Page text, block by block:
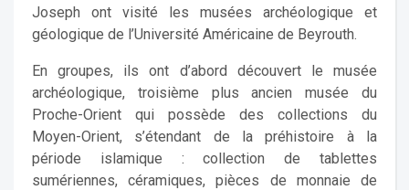
Joseph ont visité les musées archéologique et
géologique de l’Université Américaine de Beyrouth.
En groupes, ils ont d’abord découvert le musée
archéologique, troisième plus ancien musée du
Proche-Orient qui possède des collections du
Moyen-Orient, s’étendant de la préhistoire à la
période islamique : collection de tablettes
sumériennes, céramiques, pièces de monnaie de